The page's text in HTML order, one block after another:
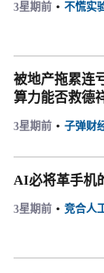
3星期前 • 不慌实
被地产拖累连
算力能否救德
3星期前 • 子弹财
AI必将革手机
3星期前 • 竞合人